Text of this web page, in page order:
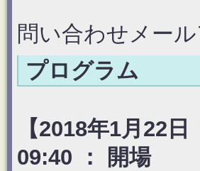
問い合わせメー
プログラム
【2018年1月22日
09:40 ： 開場